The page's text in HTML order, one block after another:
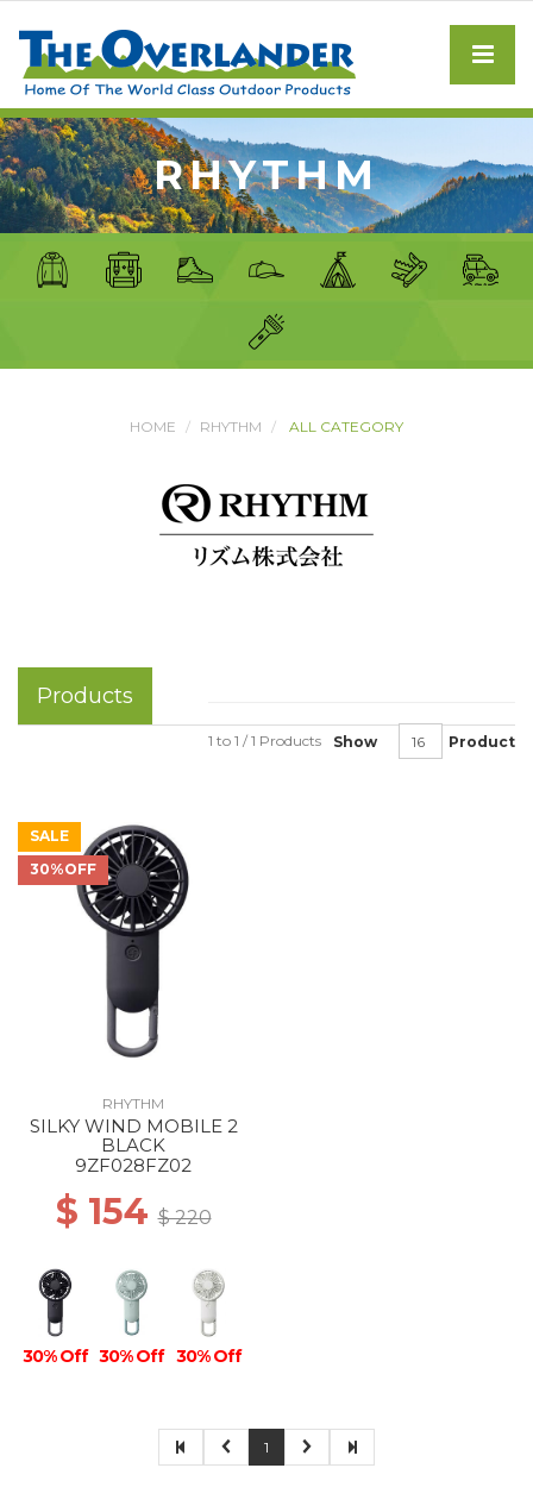
RHYTHM
HOME RHYTHM ALL CATEGORY
Products
Show Product
1 to 1 / 1 Products
SALE
30%OFF
RHYTHM
SILKY WIND MOBILE 2
BLACK
9ZF028FZ02
$ 154$ 220
30% Off 30% Off 30% Off
1